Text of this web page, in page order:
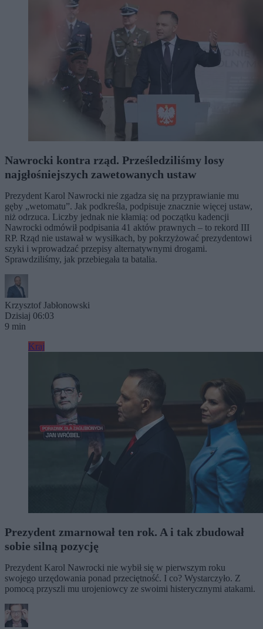
Nawrocki kontra rząd. Prześledziliśmy losy
najgłośniejszych zawetowanych ustaw
Prezydent Karol Nawrocki nie zgadza się na przyprawianie mu
gęby „wetomatu”. Jak podkreśla, podpisuje znacznie więcej ustaw,
niż odrzuca. Liczby jednak nie kłamią: od początku kadencji
Nawrocki odmówił podpisania 41 aktów prawnych – to rekord III
RP. Rząd nie ustawał w wysiłkach, by pokrzyżować prezydentowi
szyki i wprowadzać przepisy alternatywnymi drogami.
Sprawdziliśmy, jak przebiegała ta batalia.
Krzysztof Jabłonowski
Dzisiaj 06:03
9 min
Kraj
Prezydent zmarnował ten rok. A i tak zbudował
sobie silną pozycję
Prezydent Karol Nawrocki nie wybił się w pierwszym roku
swojego urzędowania ponad przeciętność. I co? Wystarczyło. Z
pomocą przyszli mu urojeniowcy ze swoimi histerycznymi atakami.